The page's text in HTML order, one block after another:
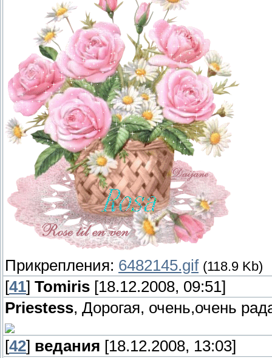
Прикрепления: 6482145.gif (118.9 Kb)
[41] Tomiris [18.12.2008, 09:51]
Priestess, Дорогая, очень,очень
[42] ведания [18.12.2008, 13:03]